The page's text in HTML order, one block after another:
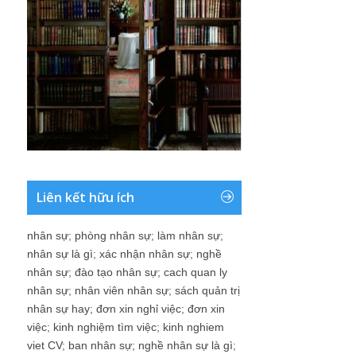
Liên kết hữu ích
nhân sự; phòng nhân sự; làm nhân sự;
nhân sự là gì; xác nhận nhân sự; nghề
nhân sự; đào tạo nhân sự; cach quan ly
nhân sự; nhân viên nhân sự; sách quản trị
nhân sự hay; đơn xin nghỉ việc; đơn xin
việc; kinh nghiệm tìm việc; kinh nghiem
viet CV; ban nhân sự; nghề nhân sự là gì;